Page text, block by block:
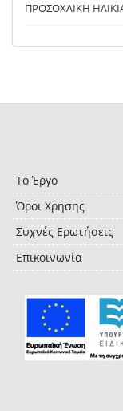
ΠΡΟΣΟΧΛΙΚΗ
Το Έργο
Όροι Χρήσης
Συχνές Ερωτήσεις
Επικοινωνία